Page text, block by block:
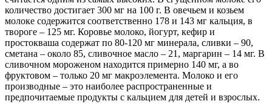
количество достигает 300 мг на 100 г. В овечьем и козьем
молоке содержится соответственно 178 и 143 мг кальция, в
твороге – 125 мг. Коровье молоко, йогурт, кефир и
простокваша содержат по 80-120 мг минерала, сливки – 90,
сметана – около 85, сливочное масло – 21, маргарин – 14 мг. В
сливочном мороженом находится примерно 140 мг, а во
фруктовом – только 20 мг макроэлемента. Молоко и его
производные – это наиболее распространенные и
предпочитаемые продукты с кальцием для детей и взрослых.